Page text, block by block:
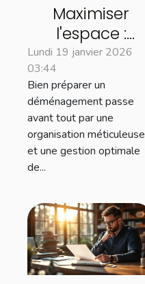
Maximiser
l'espace :
astuces pour un
déménagement
efficace
Lundi 19 janvier 2026
03:44
Bien préparer un
déménagement passe
avant tout par une
organisation méticuleuse
et une gestion optimale
de...